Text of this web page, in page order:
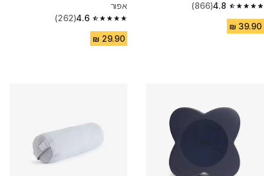
4.8
4.8 out of 5 stars from 866 reviews
(866)
אפור
4.6
4.6 out of 5 stars from 262 reviews
(262)